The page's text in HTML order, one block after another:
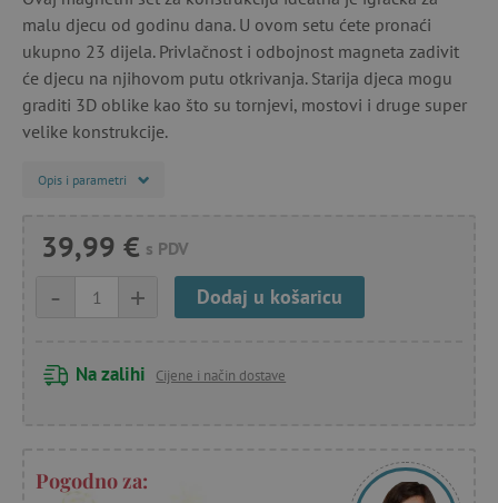
malu djecu od godinu dana. U ovom setu ćete pronaći
ukupno 23 dijela. Privlačnost i odbojnost magneta zadivit
će djecu na njihovom putu otkrivanja. Starija djeca mogu
graditi 3D oblike kao što su tornjevi, mostovi i druge super
velike konstrukcije.
Opis i parametri
39,99 € s PDV
+
- Dodaj u košaricu
Na zalihi Cijene i način dostave
Pogodno za: